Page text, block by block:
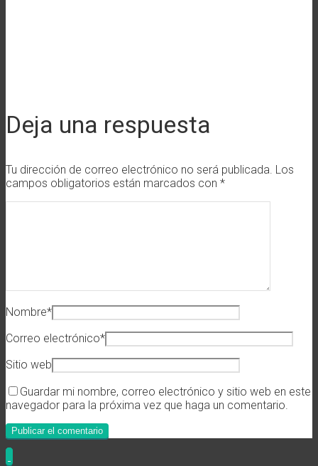
Deja una respuesta
Tu dirección de correo electrónico no será publicada. Los
campos obligatorios están marcados con *
Nombre*
Correo electrónico*
Sitio web
Guardar mi nombre, correo electrónico y sitio web en este
navegador para la próxima vez que haga un comentario.